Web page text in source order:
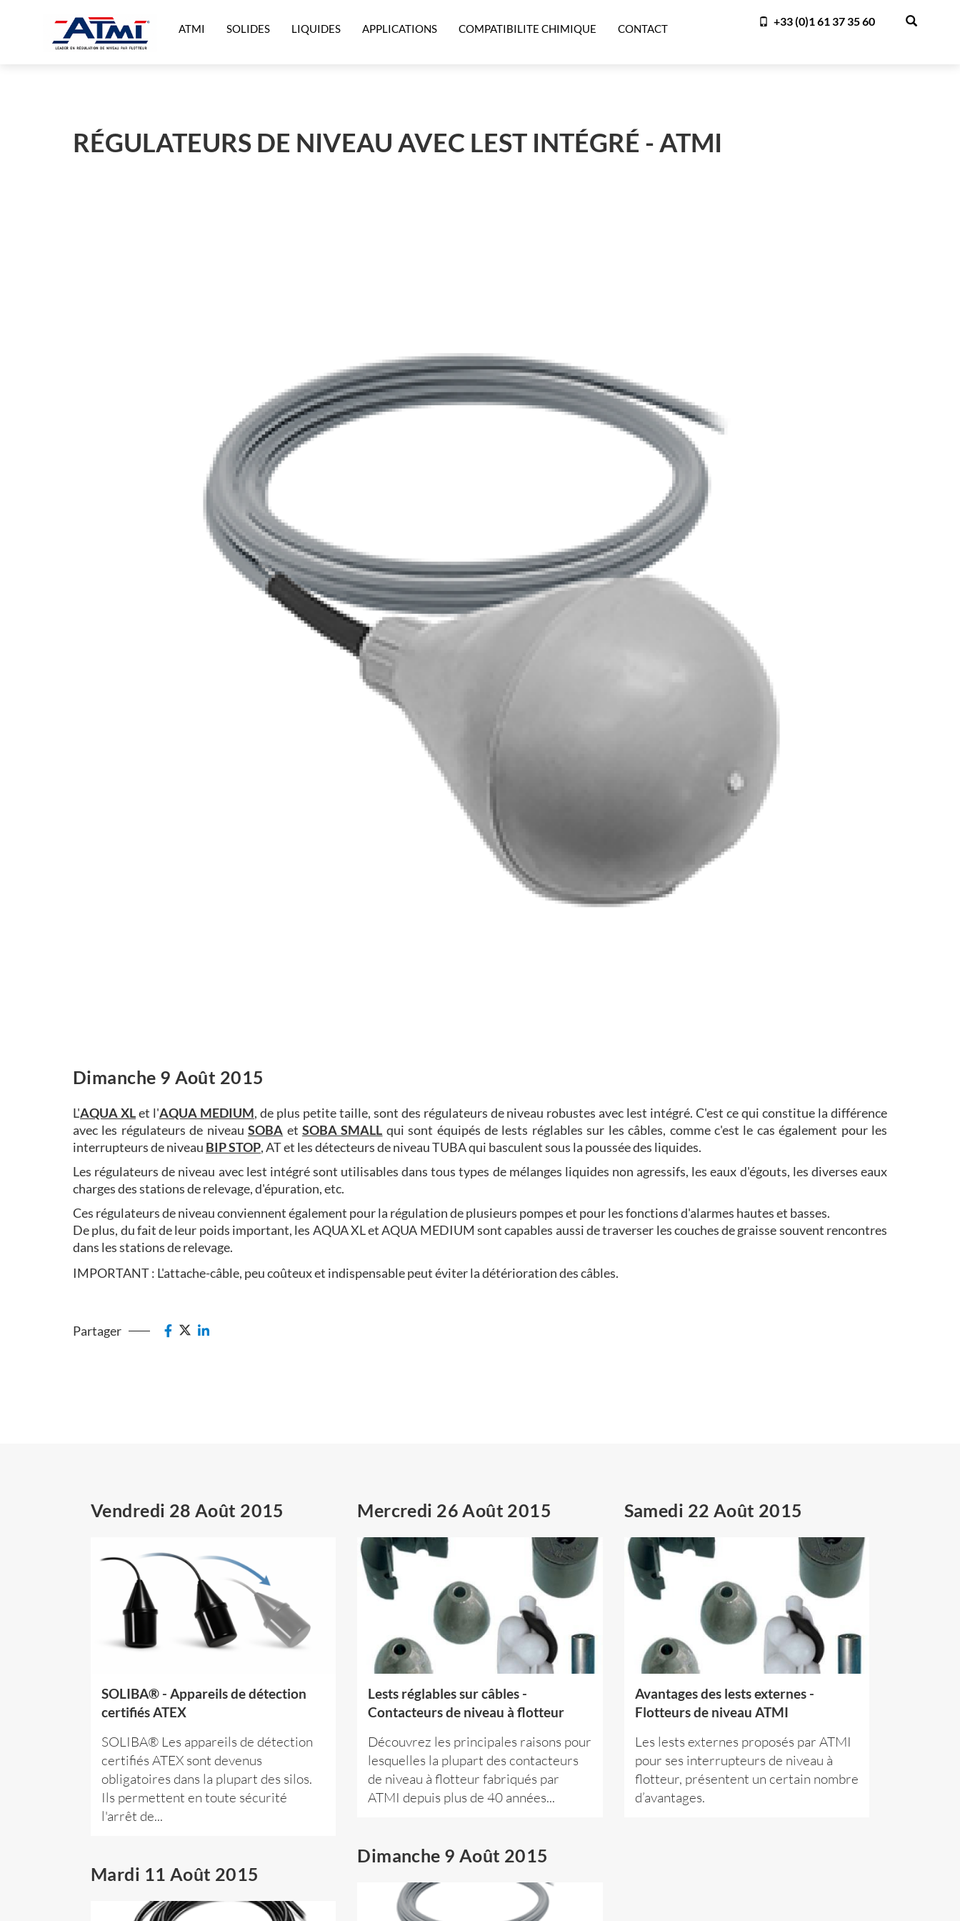
ATMI SOLIDES LIQUIDES APPLICATIONS COMPATIBILITE CHIMIQUE CONTACT
+33 (0)1 61 37 35 60
RÉGULATEURS DE NIVEAU AVEC LEST INTÉGRÉ - ATMI
Dimanche 9 Août 2015
L'AQUA XLet l'AQUAMEDIUM, de plus petite taille, sont des régulateurs de niveau robustes avec lest intégré. C'est ce qui constitue la différence
avec les régulateurs de niveauSOBA et SOBA SMALL qui sont équipés de lests réglables sur les câbles, comme c'est le cas également pour les
interrupteurs de niveau BIP STOP, AT et les détecteurs de niveau TUBA qui basculent sous la poussée des liquides.
Les régulateurs de niveau avec lest intégré sont utilisables dans tous types de mélanges liquides non agressifs, les eaux d'égouts, les diverses eaux
charges des stations de relevage, d'épuration, etc.
Ces régulateurs de niveau conviennent également pour la régulation de plusieurs pompes et pour les fonctions d'alarmes hautes et basses.
De plus, du fait de leur poids important, les AQUA XL et AQUA MEDIUM sont capables aussi de traverser les couches de graisse souvent rencontres
dans les stations de relevage.
IMPORTANT : L'attache-câble, peu coûteux et indispensable peut éviter la détérioration des câbles.
Partager
Vendredi 28 Août 2015
SOLIBA® - Appareils de détection
certifiés ATEX
SOLIBA® Les appareils de détection
certifiés ATEX sont devenus
obligatoires dans la plupart des silos.
Ils permettent en toute sécurité
l'arrêt de...
Mardi 11 Août 2015
Mercredi 26 Août 2015
Lests réglables sur câbles -
Contacteurs de niveau à flotteur
Découvrez les principales raisons pour
lesquelles la plupart des contacteurs
de niveau à flotteur fabriqués par
ATMI depuis plus de 40 années...
Dimanche 9 Août 2015
Samedi 22 Août 2015
Avantages des lests externes -
Flotteurs de niveau ATMI
Les lests externes proposés par ATMI
pour ses interrupteurs de niveau à
flotteur, présentent un certain nombre
d’avantages.